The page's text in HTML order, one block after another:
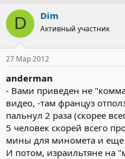
D Dim
Активный участник
27 Мар 2012
anderman
- Вами приведен не
видео, -там француз
пальнул 2 раза (скорее
5 человек скорей всего
мины для миномета и еще
И потом, израильтяне на